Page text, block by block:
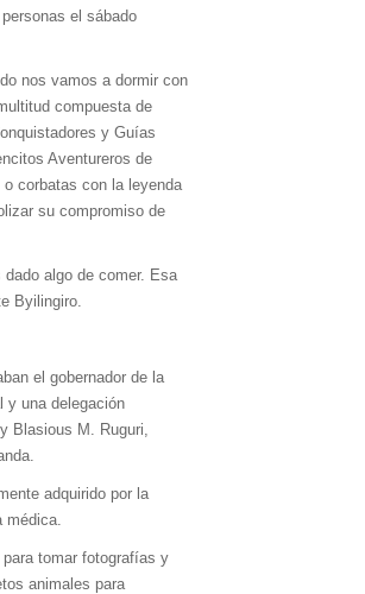
el sábado
nos vamos a dormir con
compuesta de
y Guías
Aventureros de
corbatas con la leyenda
su compromiso de
algo de comer. Esa
Byilingiro.
el gobernador de la
y una delegación
Blasious M. Ruguri,
adquirido por la
médica.
tomar fotografías y
animales para